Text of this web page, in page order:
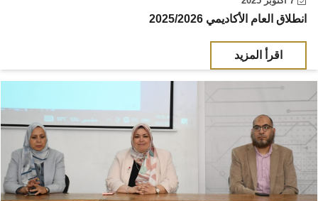
انطلاق العام الأكاديمي 2025/2026
اقرأ المزيد